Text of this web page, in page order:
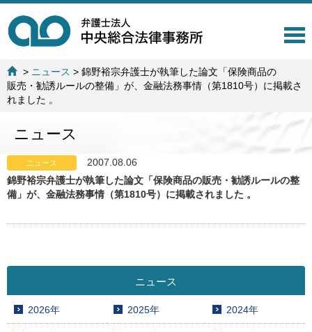
T
l
a
> ニュース >錦野裕宗弁護士が執筆した論文「保険商品の
販売・勧誘ルールの整備」が、金融法務事情（第1810号）に掲載さ
れました 。
ニュース
ニュース
2007.08.06
錦野裕宗弁護士が執筆した論文「保険商品の販売・勧誘ルールの整
備」が、金融法務事情（第1810号）に掲載されました 。
ニュース
2026年 2025年 2024年